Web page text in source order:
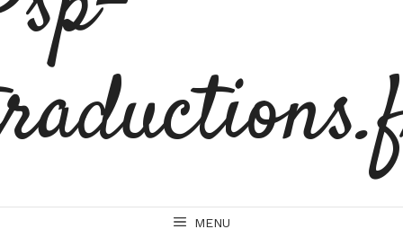
MENU